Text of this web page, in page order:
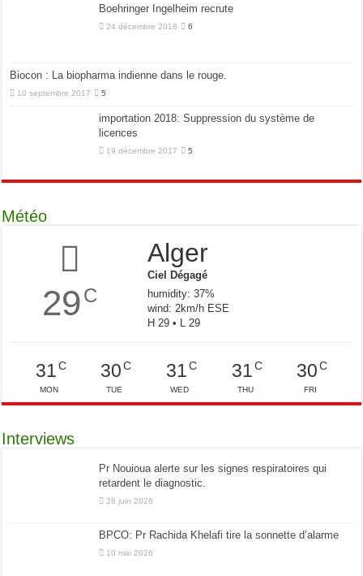
Boehringer Ingelheim recrute
24 décembre 2018 6
Biocon : La biopharma indienne dans le rouge.
10 septembre 2017 5
importation 2018: Suppression du système de
licences
19 décembre 2017 5
Météo
29C
Alger
Ciel Dégagé
humidity: 37%
wind: 2km/h ESE
H 29 • L 29
31C
MON
30 C
TUE
31C
WED
31C
THU
30 C
FRI
Interviews
Pr Nouioua alerte sur les signes respiratoires qui
retardent le diagnostic.
28 juin 2026
BPCO: Pr Rachida Khelafi tire la sonnette d’alarme
10 mai 2026